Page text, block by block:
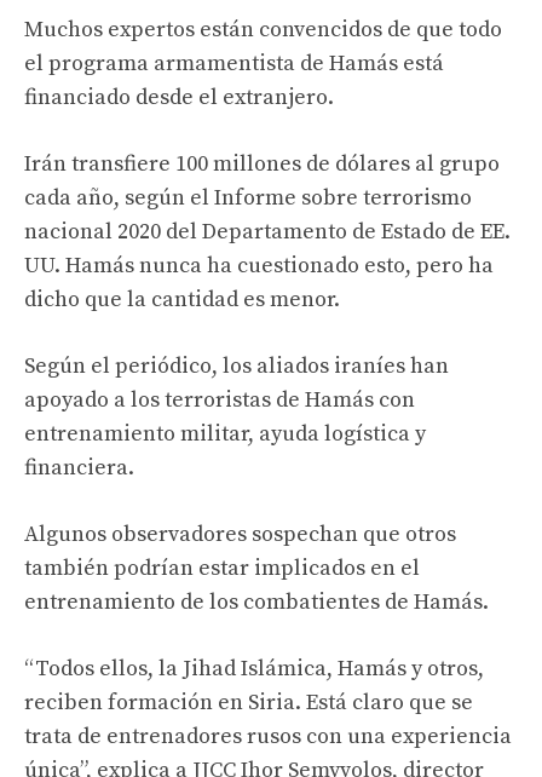
Muchos expertos están convencidos de que todo
el programa armamentista de Hamás está
financiado desde el extranjero.
Irán transfiere 100 millones de dólares al grupo
cada año, según el Informe sobre terrorismo
nacional 2020 del Departamento de Estado de EE.
UU. Hamás nunca ha cuestionado esto, pero ha
dicho que la cantidad es menor.
Según el periódico, los aliados iraníes han
apoyado a los terroristas de Hamás con
entrenamiento militar, ayuda logística y
financiera.
Algunos observadores sospechan que otros
también podrían estar implicados en el
entrenamiento de los combatientes de Hamás.
“Todos ellos, la Jihad Islámica, Hamás y otros,
reciben formación en Siria. Está claro que se
trata de entrenadores rusos con una experiencia
única”, explica a JJCC Ihor Semyvolos, director